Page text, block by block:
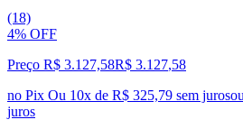
(18)
4% OFF
Preço R$ 3.127,58R$ 3.127,58
no Pix Ou 10x de R$ 325,79 sem jurosou
juros